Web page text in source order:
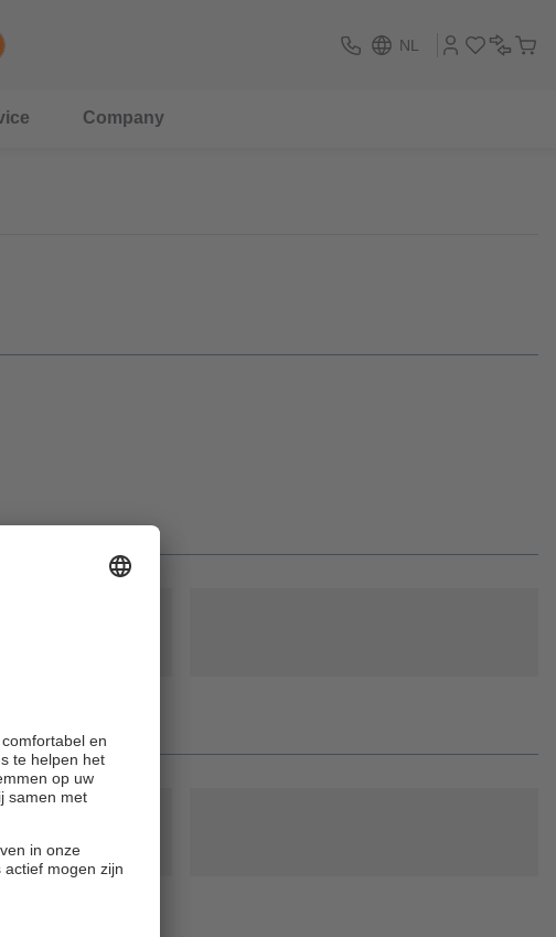
NL
Company